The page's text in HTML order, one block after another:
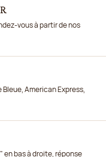
vous à partir de nos
Bleue, American Express,
bas à droite, réponse